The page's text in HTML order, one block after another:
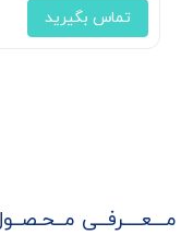
تماس بگیرید
مـــعــــرفــی